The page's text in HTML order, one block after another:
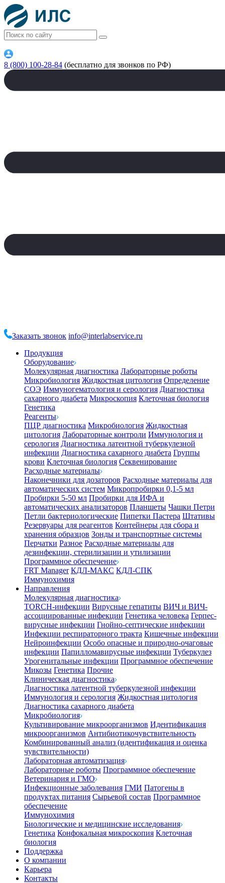
8 (800) 100-28-84 (бесплатно для звонков по РФ)
Заказать звонок info@interlabservice.ru
Продукция
Оборудование
Молекулярная диагностика Лабораторные роботы
Микробиология Жидкостная цитология Определение
СОЭ Иммуногематология и серология Диагностика
сахарного диабета Микроскопия Клеточная биология
Генетика
Реагенты
ПЦР диагностика Микробиология Жидкостная
цитология Лабораторные контроли Иммунология и
серология Диагностика латентной туберкулезной
инфекции Диагностика сахарного диабета Группы
крови Клеточная биология Секвенирование
Расходные материалы
Наконечники для дозаторов Расходные материалы для
автоматических систем Микропробирки 0,1-5 мл
Пробирки 5-50 мл Пробирки для ИФА и
автоматических анализаторов Планшеты Чашки Петри
Петли бактериологические Пипетки Пастера Штативы
Резервуары для реагентов Контейнеры для сбора и
хранения образцов Зонды и транспортные системы
Перчатки Разное Расходные материалы для
дезинфекции, стерилизации и утилизации
Программное обеспечение
FRT Manager КДЛ-МАКС КДЛ-СПК
Иммунохимия
Направления
Молекулярная диагностика
TORCH-инфекции Вирусные гепатиты ВИЧ и ВИЧ-
ассоциированные инфекции Генетика человека Герпес-
вирусные инфекции Гнойно-септические инфекции
Инфекции респираторного тракта Кишечные инфекции
Нейроинфекции Особо опасные и природно-очаговые
инфекции Папилломавирусные инфекции Туберкулез
Урогенитальные инфекции Программное обеспечение
Микозы Генетика Прочие
Клиническая диагностика
Диагностика латентной туберкулезной инфекции
Иммунология и серология Жидкостная цитология
Диагностика сахарного диабета
Микробиология
Культивирование микроорганизмов Идентификация
микроорганизмов Антибиотикочувствительность
Комбинированный анализ (идентификация и оценка
чувствительности)
Лабораторная автоматизация
Лабораторные роботы Программное обеспечение
Ветеринария и ГМО
Инфекционные заболевания ГМИ Патогены в
продуктах питания Сырьевой состав Программное
обеспечение
Иммунохимия
Биологические и медицинские исследования
Генетика Конфокальная микроскопия Клеточная
биология
Поддержка
О компании
Карьера
Контакты